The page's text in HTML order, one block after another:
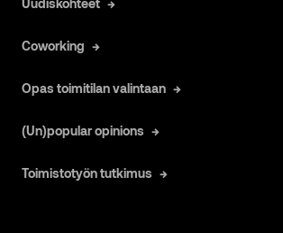
Coworking
Opas toimitilan valintaan
(Un)popular opinions
Toimistotyön tutkimus